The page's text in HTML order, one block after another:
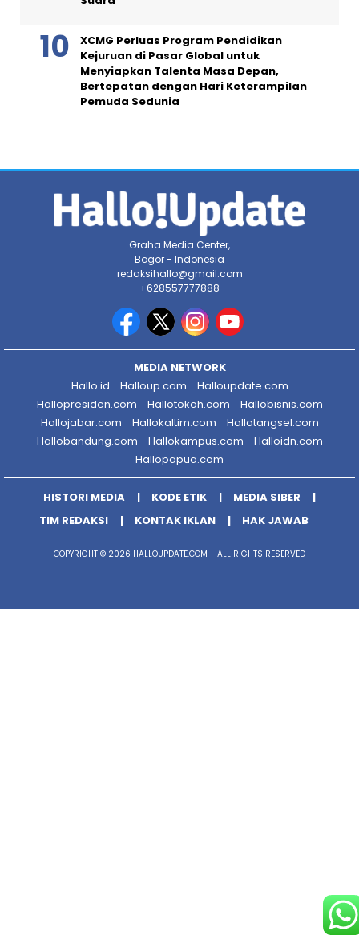
XCMG Perluas Program Pendidikan
Kejuruan di Pasar Global untuk
Menyiapkan Talenta Masa Depan,
Bertepatan dengan Hari Keterampilan
Pemuda Sedunia
Graha Media Center,
Bogor - Indonesia
redaksihallo@gmail.com
+628557777888
MEDIA NETWORK
Hallo.id
Halloup.com
Halloupdate.com
Hallopresiden.com
Hallotokoh.com
Hallobisnis.com
Hallojabar.com
Hallokaltim.com
Hallotangsel.com
Hallobandung.com
Hallokampus.com
Halloidn.com
Hallopapua.com
HISTORI MEDIA KODE ETIK
MEDIA SIBER
TIM REDAKSI
KONTAK IKLAN HAK JAWAB
COPYRIGHT © 2026 HALLOUPDATE.COM - ALL RIGHTS RESERVED